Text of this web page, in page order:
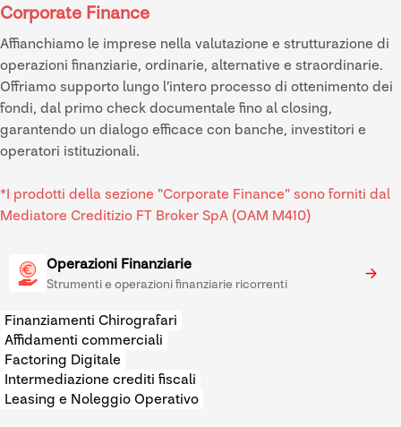
Corporate Finance
Affianchiamo le imprese nella valutazione e strutturazione di
operazioni finanziarie, ordinarie, alternative e straordinarie.
Offriamo supporto lungo l’intero processo di ottenimento dei
fondi, dal primo check documentale fino al closing,
garantendo un dialogo efficace con banche, investitori e
operatori istituzionali.
*I prodotti della sezione "Corporate Finance" sono forniti dal
Mediatore Creditizio FT Broker SpA (OAM M410)
Operazioni Finanziarie
Strumenti e operazioni finanziarie ricorrenti
Finanziamenti Chirografari
Affidamenti commerciali
Factoring Digitale
Intermediazione crediti fiscali
Leasing e Noleggio Operativo